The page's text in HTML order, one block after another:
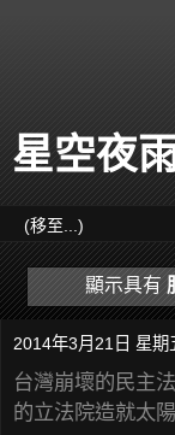
星空夜
顯示具有
2014年3月21日 星期
台灣崩壞的民主
的立法院造就太